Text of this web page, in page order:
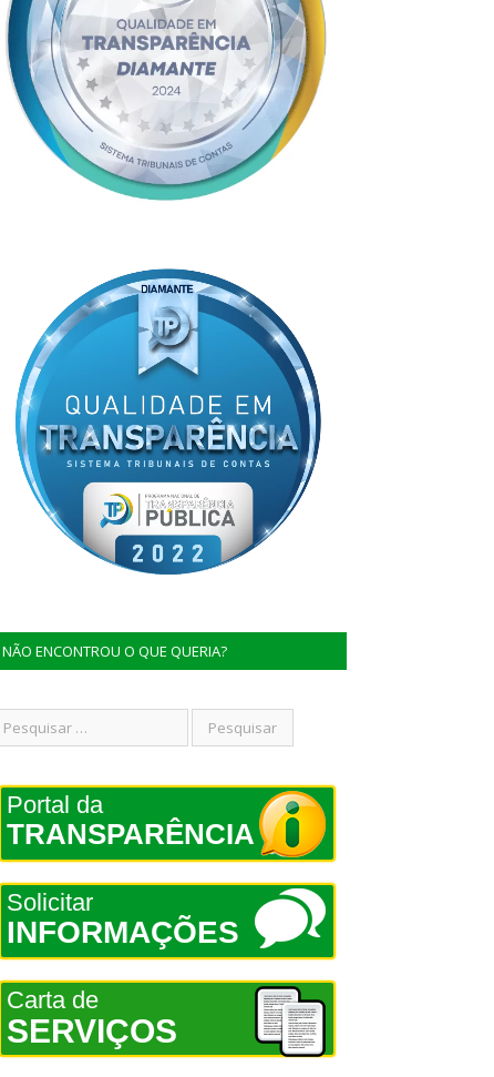
NÃO ENCONTROU O QUE QUERIA?
Portal da
TRANSPARÊNCIA
Solicitar
INFORMAÇÕES
Carta de
SERVIÇOS